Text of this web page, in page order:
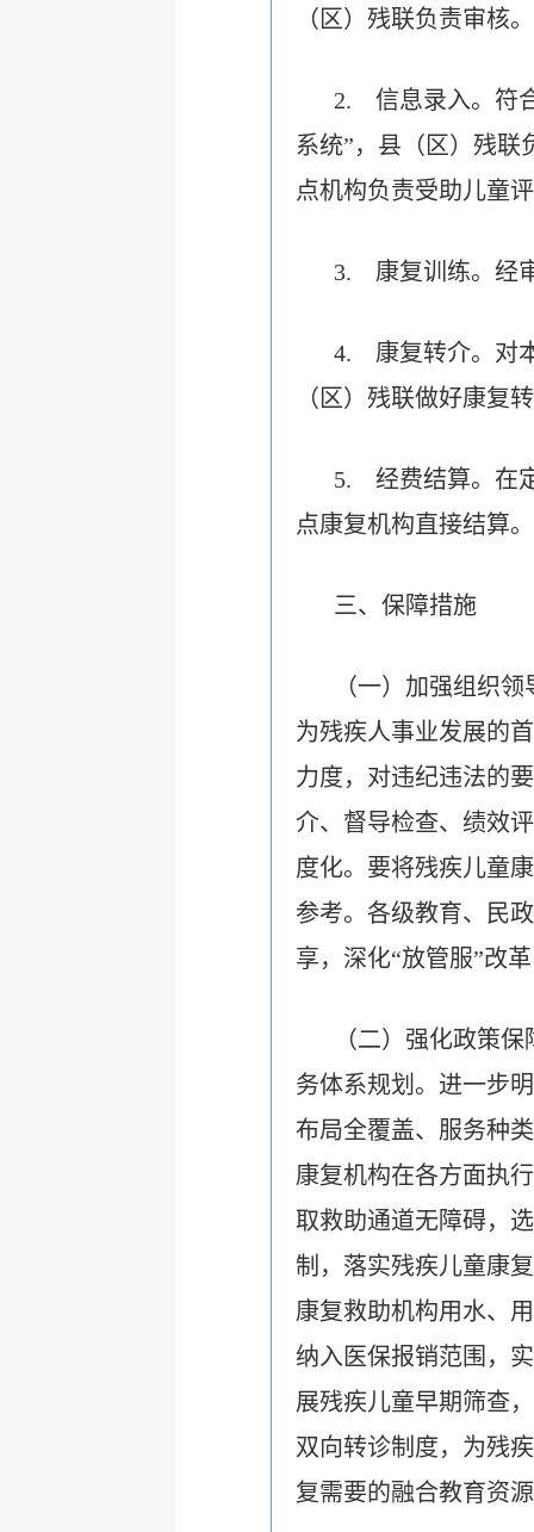
（区）残联负责审核。
2. 信息录入。 符
系统”， 县（区）残联
点机构负责受助儿童
3. 康复训练。 经
4. 康复转介。 对
（ 区 ） 残联做好康复
5. 经费结算。 在
点康复机构直接结算。
三、保障措施
（一）加强组织
为残疾人事业发展的
力度，对违纪违法的
介、督导检查、绩效
度化。要将残疾儿童
参考。各级教育、民
享，深化“放管服”改
（二）强化政策
务体系规划。 进一步
布局全覆盖、服务种
康复机构在各方面执
取救助通道无障碍，
制， 落实残疾儿童康
康复救助机构用水、
纳入医保报销范围，
展残疾儿童早期筛查
双向转诊制度，为残
复需要的融合教育资